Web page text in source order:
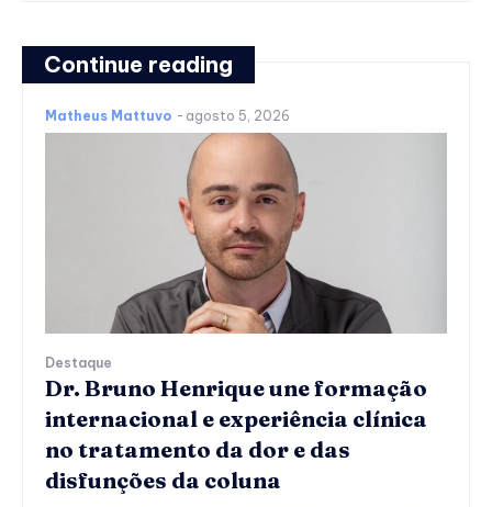
Continue reading
Matheus Mattuvo - agosto 5, 2026
Destaque
Dr. Bruno Henrique une formação
internacional e experiência clínica
no tratamento da dor e das
disfunções da coluna